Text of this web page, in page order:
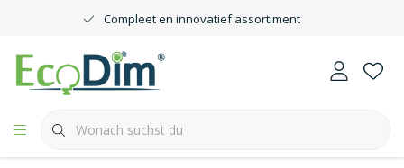
Compleet en innovatief assortiment